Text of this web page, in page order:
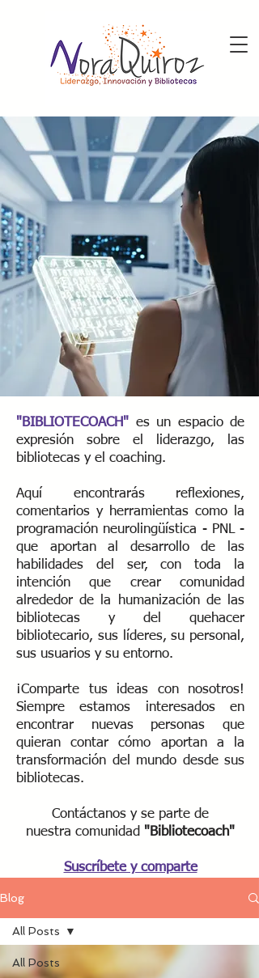
"BIBLIOTECOACH" es un espacio de
expresión sobre el liderazgo, las
bibliotecas y el coaching.
Aquí encontrarás reflexiones,
comentarios y herramientas como la
programación neurolingüística - PNL -
que aportan al desarrollo de las
habilidades del ser, con toda la
intención que crear comunidad
alrededor de la humanización de las
bibliotecas y del quehacer
bibliotecario, sus líderes, su personal,
sus usuarios y su entorno.
¡Comparte tus ideas con nosotros!
Siempre estamos interesados ​​en
encontrar nuevas personas que
quieran contar cómo aportan a la
transformación del mundo desde sus
bibliotecas.
Contáctanos y se parte de
nuestra comunidad "Bibliotecoach"​
Suscríbete y comparte
Blog
All Posts
All Posts